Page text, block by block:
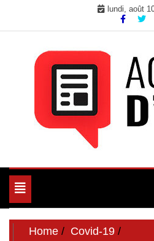
lundi, août
Actu d'Ici
Toggle
navigation
Home
Covid-19